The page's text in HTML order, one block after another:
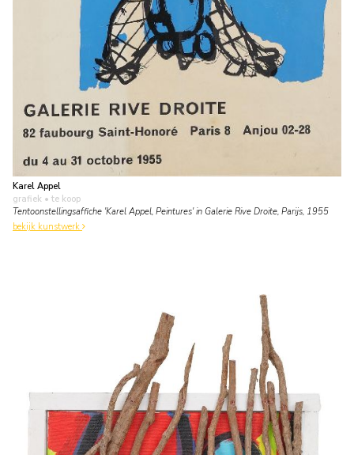
Karel Appel
grafiek • te koop
Tentoonstellingsaffiche 'Karel Appel, Peintures' in Galerie Rive Droite, Parijs, 1955
bekijk kunstwerk